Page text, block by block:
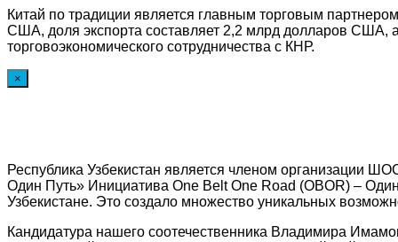
Китай по традиции является главным торговым
США, доля экспорта составляет 2,2 млрд долларов США,
торговоэкономического сотрудничества с КНР.
×
Республика Узбекистан является членом организации
Один Путь» Инициатива One Belt One Road (OBOR) –
Узбекистане. Это создало множество уникальных
Кандидатура нашего соотечественника Владимира